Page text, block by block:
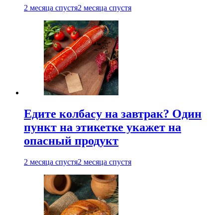
2 месяца спустя2 месяца спустя
Едите колбасу на завтрак? Один
пункт на этикетке укажет на
опасный продукт
2 месяца спустя2 месяца спустя